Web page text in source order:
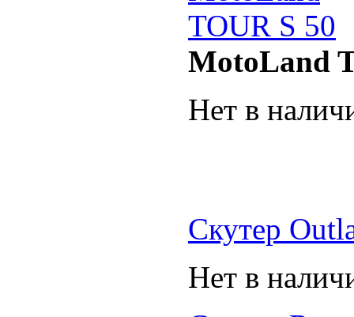
MotoLand
Нет в
Скутер
Нет в